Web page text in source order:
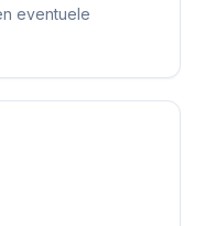
eventuele